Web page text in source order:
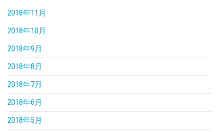
2018年11月
2018年10月
2018年9月
2018年8月
2018年7月
2018年6月
2018年5月